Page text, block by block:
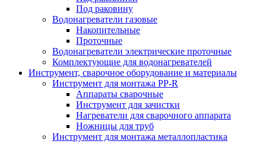
Под раковину
Водонагреватели газовые
Накопительные
Проточные
Водонагреватели электрические проточные
Комплектующие для водонагревателей
Инструмент, сварочное оборудование и материалы
Инструмент для монтажа PP-R
Аппараты сварочные
Инструмент для зачистки
Нагреватели для сварочного аппарата
Ножницы для труб
Инструмент для монтажа металлопластика